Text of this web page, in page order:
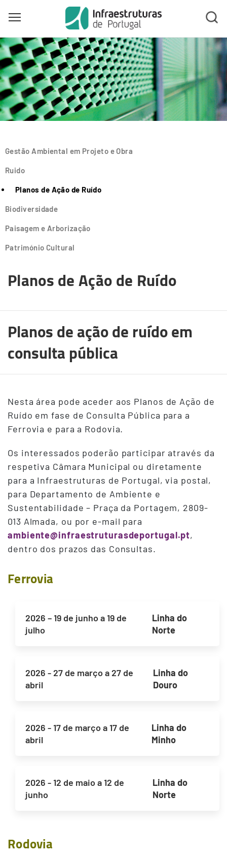
Skip
to
main
content
Toggle main menu visibility
Gestão Ambiental em Projeto e Obra
Ruido
Planos de Ação de Ruído
Biodiversidade
Paisagem e Arborização
Património Cultural
Planos de Ação de Ruído
Planos de ação de ruído em
consulta pública
Nesta área pode aceder aos Planos de Ação de
Ruído em fase de Consulta Pública para a
Ferrovia e para a Rodovia.
Os interessados poderão participar através da
respetiva Câmara Municipal ou diretamente
para a Infraestruturas de Portugal, via postal,
para Departamento de Ambiente e
Sustentabilidade – Praça da Portagem, 2809-
013 Almada, ou por e-mail para
ambiente@infraestruturasdeportugal.pt,
dentro dos prazos das Consultas.
Ferrovia
2026 – 19 de junho a 19 de
julho
Linha do
Norte
2026 - 27 de março a 27 de
abril
Linha do
Douro
2026 - 17 de março a 17 de
abril
Linha do
Minho
2026 - 12 de maio a 12 de
junho
Linha do
Norte
Terceiro
Rodovia